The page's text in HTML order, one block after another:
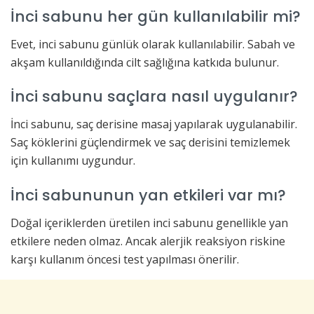
İnci sabunu her gün kullanılabilir mi?
Evet, inci sabunu günlük olarak kullanılabilir. Sabah ve
akşam kullanıldığında cilt sağlığına katkıda bulunur.
İnci sabunu saçlara nasıl uygulanır?
İnci sabunu, saç derisine masaj yapılarak uygulanabilir.
Saç köklerini güçlendirmek ve saç derisini temizlemek
için kullanımı uygundur.
İnci sabununun yan etkileri var mı?
Doğal içeriklerden üretilen inci sabunu genellikle yan
etkilere neden olmaz. Ancak alerjik reaksiyon riskine
karşı kullanım öncesi test yapılması önerilir.